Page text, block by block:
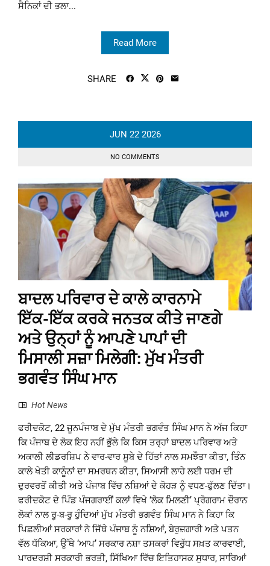
ਸੈਨਿਕਾਂ ਦੀ ਭਲਾ...
Read More
SHARE
JUN 22 2026
NO COMMENTS
ਬਾਦਲ ਪਰਿਵਾਰ ਦੇ ਕਾਲੇ ਕਾਰਨਾਮੇ
ਇੱਕ-ਇੱਕ ਕਰਕੇ ਜਨਤਕ ਕੀਤੇ ਜਾਣਗੇ
ਅਤੇ ਉਨ੍ਹਾਂ ਨੂੰ ਆਪਣੇ ਪਾਪਾਂ ਦੀ
ਮਿਸਾਲੀ ਸਜ਼ਾ ਮਿਲੇਗੀ: ਮੁੱਖ ਮੰਤਰੀ
ਭਗਵੰਤ ਸਿੰਘ ਮਾਨ
Hot News
ਫਰੀਦਕੋਟ, 22 ਜੂਨਪੰਜਾਬ ਦੇ ਮੁੱਖ ਮੰਤਰੀ ਭਗਵੰਤ ਸਿੰਘ ਮਾਨ ਨੇ ਅੱਜ ਕਿਹਾ
ਕਿ ਪੰਜਾਬ ਦੇ ਲੋਕ ਇਹ ਨਹੀਂ ਭੁੱਲੇ ਕਿ ਕਿਸ ਤਰ੍ਹਾਂ ਬਾਦਲ ਪਰਿਵਾਰ ਅਤੇ
ਅਕਾਲੀ ਲੀਡਰਸ਼ਿਪ ਨੇ ਵਾਰ-ਵਾਰ ਸੂਬੇ ਦੇ ਹਿੱਤਾਂ ਨਾਲ ਸਮਝੌਤਾ ਕੀਤਾ, ਤਿੰਨ
ਕਾਲੇ ਖੇਤੀ ਕਾਨੂੰਨਾਂ ਦਾ ਸਮਰਥਨ ਕੀਤਾ, ਸਿਆਸੀ ਲਾਹੇ ਲਈ ਧਰਮ ਦੀ
ਦੁਰਵਰਤੋਂ ਕੀਤੀ ਅਤੇ ਪੰਜਾਬ ਵਿੱਚ ਨਸ਼ਿਆਂ ਦੇ ਕੋਹੜ ਨੂੰ ਵਧਣ-ਫੁੱਲਣ ਦਿੱਤਾ।
ਫਰੀਦਕੋਟ ਦੇ ਪਿੰਡ ਪੰਜਗਰਾਈਂ ਕਲਾਂ ਵਿਖੇ ‘ਲੋਕ ਮਿਲਣੀ’ ਪ੍ਰੋਗਰਾਮ ਦੌਰਾਨ
ਲੋਕਾਂ ਨਾਲ ਰੂ-ਬ-ਰੂ ਹੁੰਦਿਆਂ ਮੁੱਖ ਮੰਤਰੀ ਭਗਵੰਤ ਸਿੰਘ ਮਾਨ ਨੇ ਕਿਹਾ ਕਿ
ਪਿਛਲੀਆਂ ਸਰਕਾਰਾਂ ਨੇ ਜਿੱਥੇ ਪੰਜਾਬ ਨੂੰ ਨਸ਼ਿਆਂ, ਬੇਰੁਜ਼ਗਾਰੀ ਅਤੇ ਪਤਨ
ਵੱਲ ਧੱਕਿਆ, ਉੱਥੇ ‘ਆਪ’ ਸਰਕਾਰ ਨਸ਼ਾ ਤਸਕਰਾਂ ਵਿਰੁੱਧ ਸਖ਼ਤ ਕਾਰਵਾਈ,
ਪਾਰਦਰਸ਼ੀ ਸਰਕਾਰੀ ਭਰਤੀ, ਸਿੱਖਿਆ ਵਿੱਚ ਇਤਿਹਾਸਕ ਸੁਧਾਰ, ਸਾਰਿਆਂ